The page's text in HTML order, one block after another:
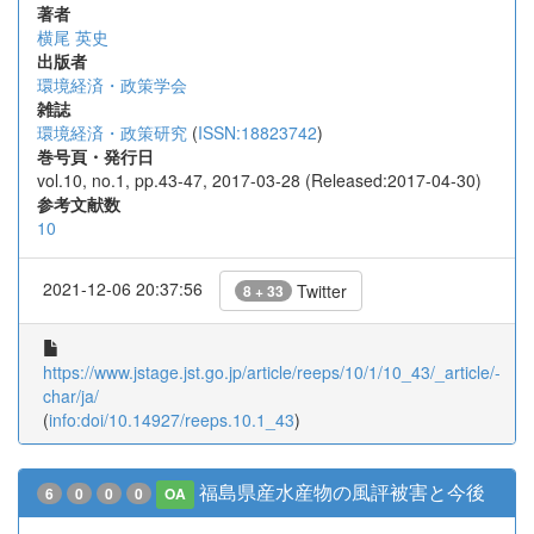
著者
横尾 英史
出版者
環境経済・政策学会
雑誌
環境経済・政策研究 (ISSN:18823742)
巻号頁・発行日
vol.10, no.1, pp.43-47, 2017-03-28 (Released:2017-04-30)
参考文献数
10
2021-12-06 20:37:56 8 + 33 Twitter
https://www.jstage.jst.go.jp/article/reeps/10/1/10_43/_article/-
char/ja/
(info:doi/10.14927/reeps.10.1_43)
6 0 0 0 OA 福島県産水産物の風評被害と今後